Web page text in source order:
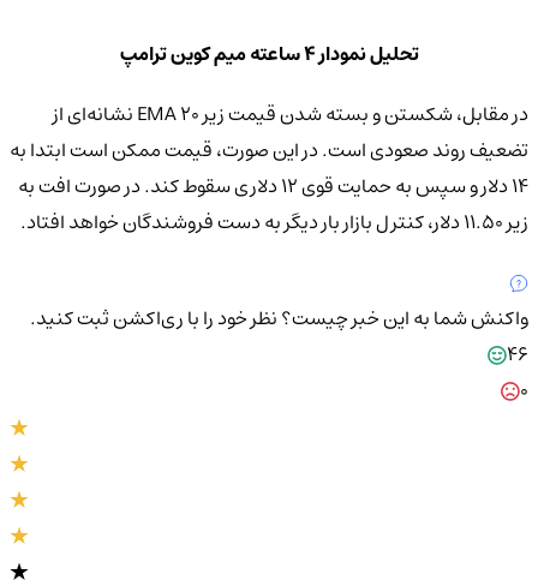
تحلیل نمودار 4 ساعته میم کوین ترامپ
در مقابل، شکستن و بسته شدن قیمت زیر EMA ۲۰ نشانه‌ای از
تضعیف روند صعودی است. در این صورت، قیمت ممکن است ابتدا به
۱۴ دلار و سپس به حمایت قوی ۱۲ دلاری سقوط کند. در صورت افت به
زیر ۱۱.۵۰ دلار، کنترل بازار بار دیگر به دست فروشندگان خواهد افتاد.
واکنش شما به این خبر چیست؟نظر خود را با ری‌اکشن ثبت کنید.
46